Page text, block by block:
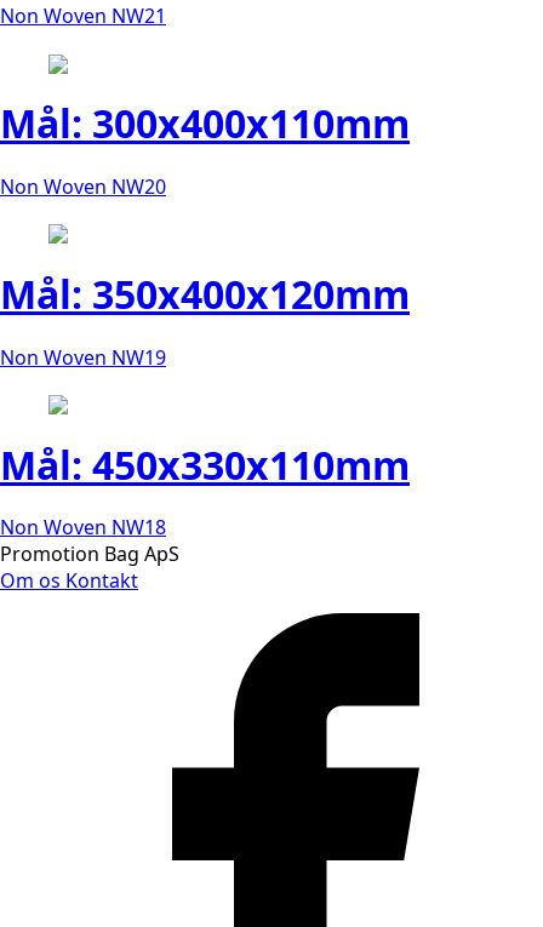
Non Woven NW21
Mål: 300x400x110mm
Non Woven NW20
Mål: 350x400x120mm
Non Woven NW19
Mål: 450x330x110mm
Non Woven NW18
Promotion Bag ApS
Om os Kontakt